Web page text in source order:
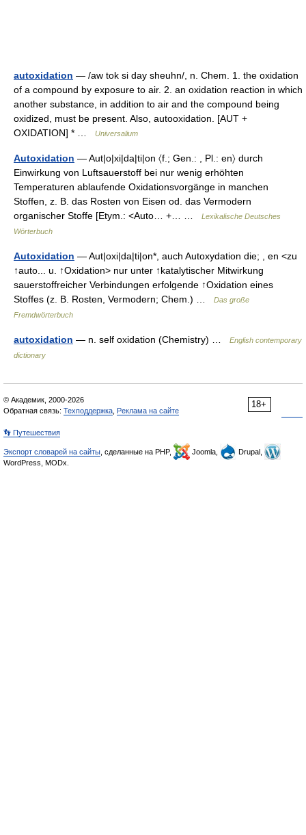
autoxidation — /aw tok si day sheuhn/, n. Chem. 1. the oxidation
of a compound by exposure to air. 2. an oxidation reaction in which
another substance, in addition to air and the compound being
oxidized, must be present. Also, autooxidation. [AUT +
OXIDATION] * …
Universalium
Autoxidation — Aut|o|xi|da|ti|on 〈f.; Gen.: , Pl.: en〉 durch
Einwirkung von Luftsauerstoff bei nur wenig erhöhten
Temperaturen ablaufende Oxidationsvorgänge in manchen
Stoffen, z. B. das Rosten von Eisen od. das Vermodern
organischer Stoffe [Etym.: <Auto… +… …
Lexikalische Deutsches
Wörterbuch
Autoxidation — Aut|oxi|da|ti|on*, auch Autoxydation die; , en <zu
↑auto... u. ↑Oxidation> nur unter ↑katalytischer Mitwirkung
sauerstoffreicher Verbindungen erfolgende ↑Oxidation eines
Stoffes (z. B. Rosten, Vermodern; Chem.) …
Das große
Fremdwörterbuch
autoxidation — n. self oxidation (Chemistry) …
English contemporary
dictionary
18+
© Академик, 2000-2026
Обратная связь: Техподдержка Реклама на сайте
👣 Путешествия
Экспорт словарей на сайты , сделанные на PHP, Joomla,
Drupal,
WordPress, MODx.